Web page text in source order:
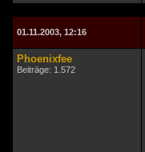
01.11.2003, 12:16
Phoenixfee
Beiträge: 1.572